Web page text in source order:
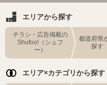
エリアから探す
チラシ・広告掲載の
Shufoo!（シュフ
ー）
都道府県
探す
エリア×カテゴリから探す